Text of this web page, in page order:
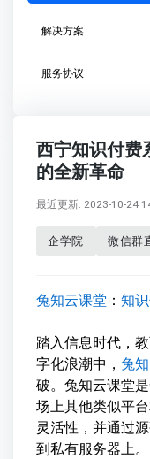
解决方案
服务协议
西宁知识付费
的全新革命
最近更新: 2023-10-24
企学院 微信群
兔知云课堂 ： 知
踏入信息时代，
字化浪潮中， 兔
破。兔知云课堂
场上其他类似平
灵活性，并通过
到私有服务器上。